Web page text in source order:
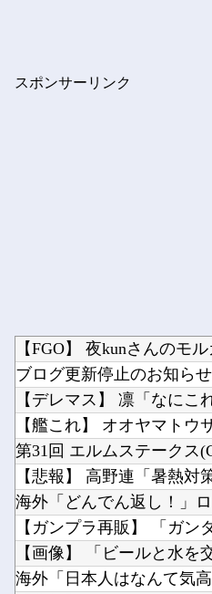
スポンサーリンク
【FGO】 夜kunさんのモ
ブログ更新停止のお知らせ
【艦これ】 オオヤマトウ
第31回 エルムステークス
【悲報】 高野連「暑熱対
【画像】 「ビールと水